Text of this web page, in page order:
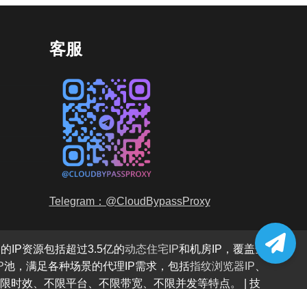
客服
Telegram：@CloudBypassProxy
IP资源包括超过3.5亿的动态住宅IP和机房IP，覆盖全
池，满足各种场景的代理IP需求，包括指纹浏览器IP
时效、不限平台、不限带宽、不限并发等特点。 | 技